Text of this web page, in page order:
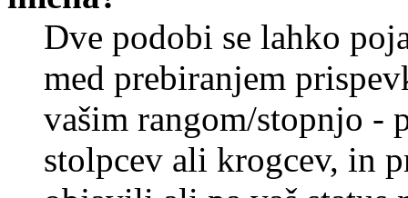
Dve podobi se lahko
med prebiranjem
vašim rangom/stopnjo -
stolpcev ali krogcev, in